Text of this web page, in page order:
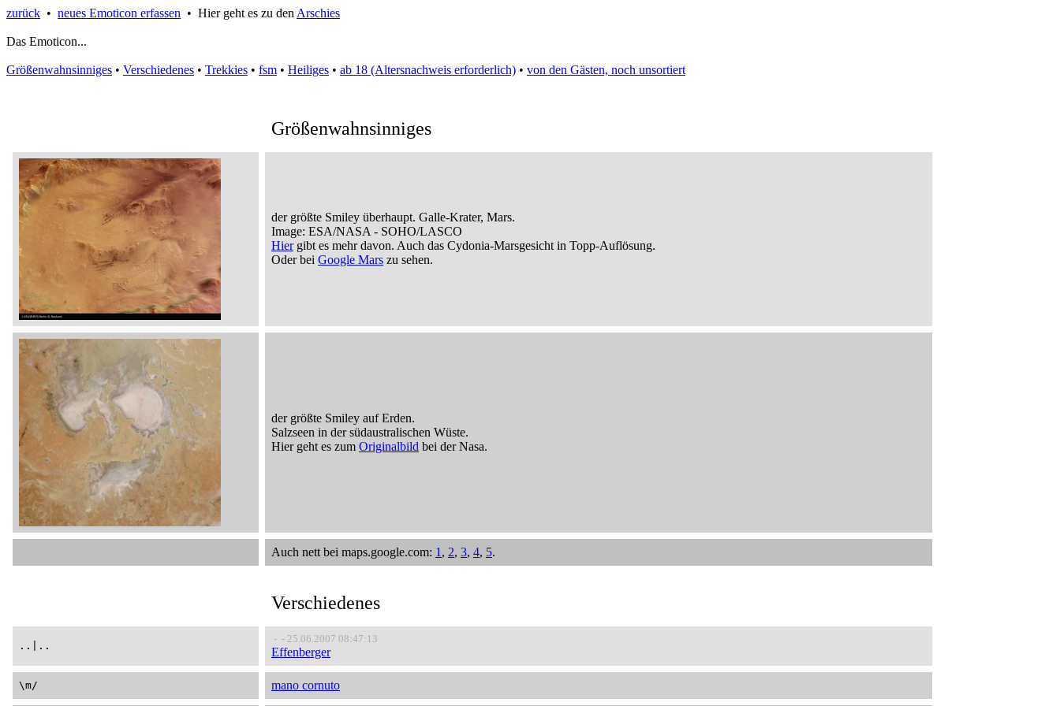
zurück • neues Emoticon erfassen • Hier geht es zu den Arschies
Das Emoticon...
Größenwahnsinniges • Verschiedenes • Trekkies • fsm • Heiliges • ab 18 (Altersnachweis erforderlich) • von den Gästen, noch unsortiert
Größenwahnsinniges
der größte Smiley überhaupt. Galle-Krater, Mars.
Image: ESA/NASA - SOHO/LASCO
Hiergibt es mehr davon. Auch das Cydonia-Marsgesicht in Topp-Auflösung.
Oder bei Google Mars zu sehen.
der größte Smiley auf Erden.
Salzseen in der südaustralischen Wüste.
Hier geht es zum Originalbild bei der Nasa.
Auch nett bei maps.google.com: 1 , 2, 3, 4, 5.
Verschiedenes
..|..
- - 25.06.2007 08:47:13
Effenberger
\m/ mano cornuto